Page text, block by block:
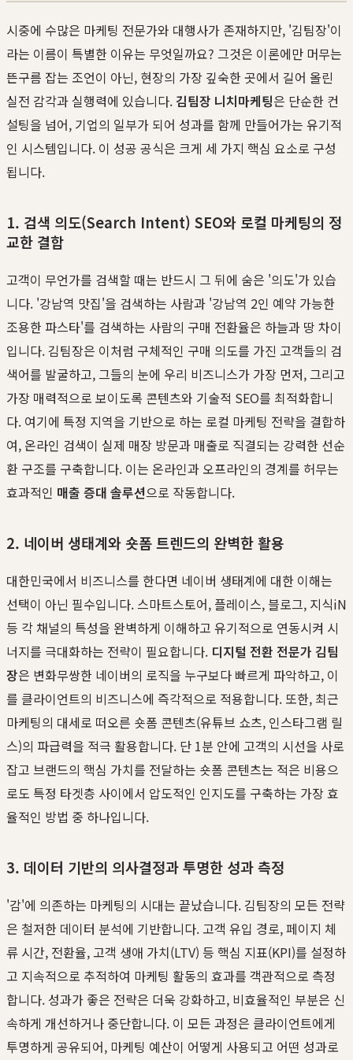
시중에 수많은 마케팅 전문가와 대행사가 존재하지만, '김팀장'이
라는 이름이 특별한 이유는 무엇일까요? 그것은 이론에만 머무는
뜬구름 잡는 조언이 아닌, 현장의 가장 깊숙한 곳에서 길어 올린
실전 감각과 실행력에 있습니다. 김팀장 니치마케팅은 단순한 컨
설팅을 넘어, 기업의 일부가 되어 성과를 함께 만들어가는 유기적
인 시스템입니다. 이 성공 공식은 크게 세 가지 핵심 요소로 구성
됩니다.
1. 검색 의도(Search Intent) SEO와 로컬 마케팅의 정
교한 결합
고객이 무언가를 검색할 때는 반드시 그 뒤에 숨은 '의도'가 있습
니다. '강남역 맛집'을 검색하는 사람과 '강남역 2인 예약 가능한
조용한 파스타'를 검색하는 사람의 구매 전환율은 하늘과 땅 차이
입니다. 김팀장은 이처럼 구체적인 구매 의도를 가진 고객들의 검
색어를 발굴하고, 그들의 눈에 우리 비즈니스가 가장 먼저, 그리고
가장 매력적으로 보이도록 콘텐츠와 기술적 SEO를 최적화합니
다. 여기에 특정 지역을 기반으로 하는 로컬 마케팅 전략을 결합하
여, 온라인 검색이 실제 매장 방문과 매출로 직결되는 강력한 선순
환 구조를 구축합니다. 이는 온라인과 오프라인의 경계를 허무는
효과적인 매출 증대 솔루션으로 작동합니다.
2. 네이버 생태계와 숏폼 트렌드의 완벽한 활용
대한민국에서 비즈니스를 한다면 네이버 생태계에 대한 이해는
선택이 아닌 필수입니다. 스마트스토어, 플레이스, 블로그, 지식iN
등 각 채널의 특성을 완벽하게 이해하고 유기적으로 연동시켜 시
너지를 극대화하는 전략이 필요합니다. 디지털 전환 전문가 김팀
장은 변화무쌍한 네이버의 로직을 누구보다 빠르게 파악하고, 이
를 클라이언트의 비즈니스에 즉각적으로 적용합니다. 또한, 최근
마케팅의 대세로 떠오른 숏폼 콘텐츠(유튜브 쇼츠, 인스타그램 릴
스)의 파급력을 적극 활용합니다. 단 1분 안에 고객의 시선을 사로
잡고 브랜드의 핵심 가치를 전달하는 숏폼 콘텐츠는 적은 비용으
로도 특정 타겟층 사이에서 압도적인 인지도를 구축하는 가장 효
율적인 방법 중 하나입니다.
3. 데이터 기반의 의사결정과 투명한 성과 측정
'감'에 의존하는 마케팅의 시대는 끝났습니다. 김팀장의 모든 전략
은 철저한 데이터 분석에 기반합니다. 고객 유입 경로, 페이지 체
류 시간, 전환율, 고객 생애 가치(LTV) 등 핵심 지표(KPI)를 설정하
고 지속적으로 추적하여 마케팅 활동의 효과를 객관적으로 측정
합니다. 성과가 좋은 전략은 더욱 강화하고, 비효율적인 부분은 신
속하게 개선하거나 중단합니다. 이 모든 과정은 클라이언트에게
투명하게 공유되어, 마케팅 예산이 어떻게 사용되고 어떤 성과로